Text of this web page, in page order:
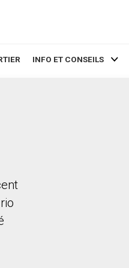
INFO ET CONSEILS